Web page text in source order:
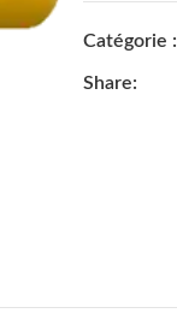
Catégorie :
Share: